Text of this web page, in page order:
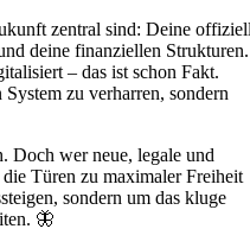
zentral sind: Deine
deine finanziellen Strukturen.
– das ist schon Fakt.
zu verharren, sondern
Doch wer neue, legale und
Türen zu maximaler Freiheit
sondern um das kluge
🦋